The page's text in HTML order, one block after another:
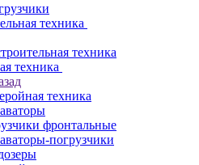
техника
техника
техника
техника
фронтальные
погрузчики